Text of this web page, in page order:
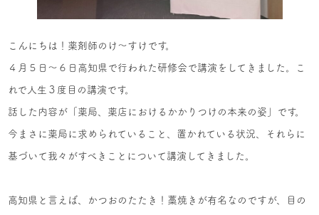
こんにちは！薬剤師のけ～すけです。
４月５日～６日高知県で行われた研修会で講演をしてきました。こ
れで人生３度目の講演です。
話した内容が「薬局、薬店におけるかかりつけの本来の姿」です。
今まさに薬局に求められていること、置かれている状況、それらに
基づいて我々がすべきことについて講演してきました。
高知県と言えば、かつおのたたき！藁焼きが有名なのですが、目の